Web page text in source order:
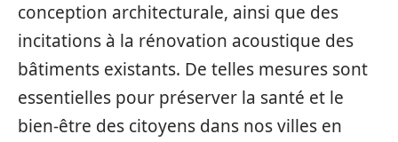
conception architecturale, ainsi que des
incitations à la rénovation acoustique des
bâtiments existants. De telles mesures sont
essentielles pour préserver la santé et le
bien-être des citoyens dans nos villes en